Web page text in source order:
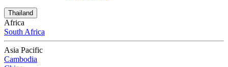
Thailand
Africa
South Africa
Asia Pacific
Cambodia